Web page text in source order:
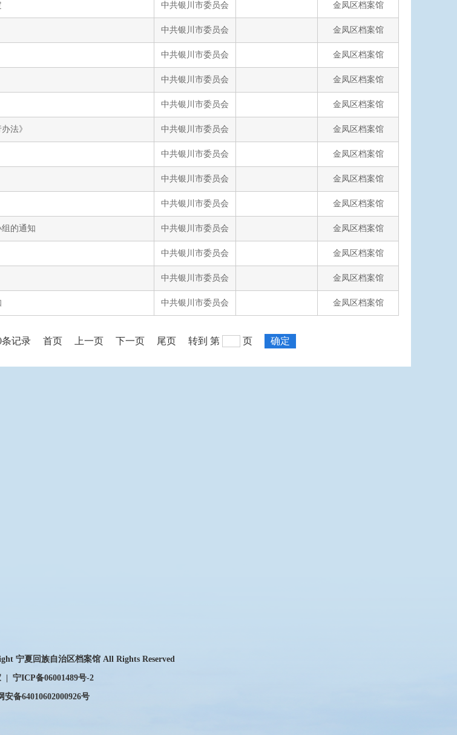
中共银川市委员会 金凤区档案馆
中共银川市委员会 金凤区档案馆
中共银川市委员会 金凤区档案馆
中共银川市委员会 金凤区档案馆
中共银川市委员会 金凤区档案馆
法》 中共银川市委员会 金凤区档案馆
中共银川市委员会 金凤区档案馆
中共银川市委员会 金凤区档案馆
中共银川市委员会 金凤区档案馆
的通知 中共银川市委员会 金凤区档案馆
中共银川市委员会 金凤区档案馆
中共银川市委员会 金凤区档案馆
中共银川市委员会 金凤区档案馆
条记录 首页 上一页 下一页 尾页 转到 第 页 确定
宁夏回族自治区档案馆 All Rights Reserved
| 宁ICP备06001489号-2
安备64010602000926号